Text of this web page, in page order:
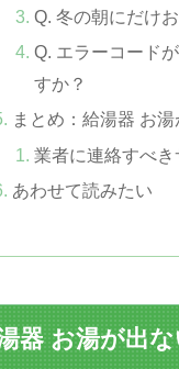
Q. 冬の朝にだけ
Q. エラーコード
すか？
まとめ：給湯器 お
業者に連絡すべ
あわせて読みたい
器 お湯が出